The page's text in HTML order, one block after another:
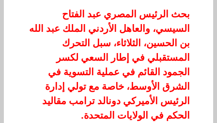
بحث الرئيس المصري عبد الفتاح
السيسي، والعاهل الأردني الملك عبد الله
بن الحسين، الثلاثاء، سبل التحرك
المستقبلي في إطار السعي لكسر
الجمود القائم في عملية التسوية في
الشرق الأوسط، خاصة مع تولي إدارة
الرئيس الأميركي دونالد ترامب مقاليد
الحكم في الولايات المتحدة.